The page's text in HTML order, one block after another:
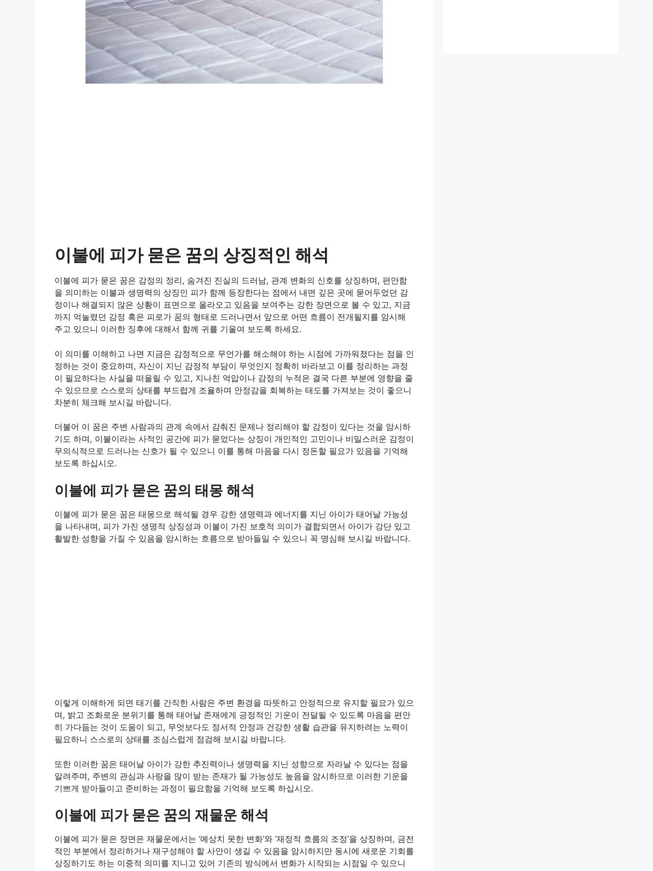
이불에 피가 묻은 꿈의 상징적인 해석
이불에 피가 묻은 꿈은 감정의 정리, 숨겨진 진실의 드러남, 관계 변화의 신호를 상징하며, 편안함
을 의미하는 이불과 생명력의 상징인 피가 함께 등장한다는 점에서 내면 깊은 곳에 묻어두었던 감
정이나 해결되지 않은 상황이 표면으로 올라오고 있음을 보여주는 강한 장면으로 볼 수 있고, 지금
까지 억눌렸던 감정 혹은 피로가 꿈의 형태로 드러나면서 앞으로 어떤 흐름이 전개될지를 암시해
주고 있으니 이러한 징후에 대해서 함께 귀를 기울여 보도록 하세요.
이 의미를 이해하고 나면 지금은 감정적으로 무언가를 해소해야 하는 시점에 가까워졌다는 점을 인
정하는 것이 중요하며, 자신이 지닌 감정적 부담이 무엇인지 정확히 바라보고 이를 정리하는 과정
이 필요하다는 사실을 떠올릴 수 있고, 지나친 억압이나 감정의 누적은 결국 다른 부분에 영향을 줄
수 있으므로 스스로의 상태를 부드럽게 조율하며 안정감을 회복하는 태도를 가져보는 것이 좋으니
차분히 체크해 보시길 바랍니다.
더불어 이 꿈은 주변 사람과의 관계 속에서 감춰진 문제나 정리해야 할 감정이 있다는 것을 암시하
기도 하며, 이불이라는 사적인 공간에 피가 묻었다는 상징이 개인적인 고민이나 비밀스러운 감정이
무의식적으로 드러나는 신호가 될 수 있으니 이를 통해 마음을 다시 정돈할 필요가 있음을 기억해
보도록 하십시오.
이불에 피가 묻은 꿈의 태몽 해석
이불에 피가 묻은 꿈은 태몽으로 해석될 경우 강한 생명력과 에너지를 지닌 아이가 태어날 가능성
을 나타내며, 피가 가진 생명적 상징성과 이불이 가진 보호적 의미가 결합되면서 아이가 강단 있고
활발한 성향을 가질 수 있음을 암시하는 흐름으로 받아들일 수 있으니 꼭 명심해 보시길 바랍니다.
이렇게 이해하게 되면 태기를 간직한 사람은 주변 환경을 따뜻하고 안정적으로 유지할 필요가 있으
며, 밝고 조화로운 분위기를 통해 태어날 존재에게 긍정적인 기운이 전달될 수 있도록 마음을 편안
히 가다듬는 것이 도움이 되고, 무엇보다도 정서적 안정과 건강한 생활 습관을 유지하려는 노력이
필요하니 스스로의 상태를 조심스럽게 점검해 보시길 바랍니다.
또한 이러한 꿈은 태어날 아이가 강한 추진력이나 생명력을 지닌 성향으로 자라날 수 있다는 점을
알려주며, 주변의 관심과 사랑을 많이 받는 존재가 될 가능성도 높음을 암시하므로 이러한 기운을
기쁘게 받아들이고 준비하는 과정이 필요함을 기억해 보도록 하십시오.
이불에 피가 묻은 꿈의 재물운 해석
이불에 피가 묻은 장면은 재물운에서는 ‘예상치 못한 변화’와 ‘재정적 흐름의 조정’을 상징하며, 금전
적인 부분에서 정리하거나 재구성해야 할 사안이 생길 수 있음을 암시하지만 동시에 새로운 기회를
상징하기도 하는 이중적 의미를 지니고 있어 기존의 방식에서 변화가 시작되는 시점일 수 있으니